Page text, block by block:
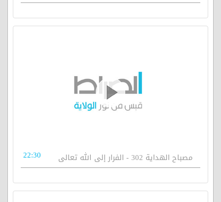
مصباح الهداية 302 - الفرار إلى الله تعالى 22:30